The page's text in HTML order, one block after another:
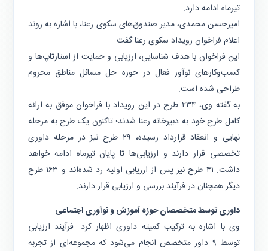
تیرماه ادامه دارد.
امیرحسن محمدی، مدیر صندوق‌های سکوی رعنا، با اشاره به روند
اعلام فراخوان رویداد سکوی رعنا گفت:
این فراخوان با هدف شناسایی، ارزیابی و حمایت از استارتاپ‌ها و
کسب‌وکارهای نوآور فعال در حوزه حل مسائل مناطق محروم
طراحی شده است.
به گفته وی، ۲۳۴ طرح در این رویداد با فراخوان موفق به ارائه
کامل طرح خود به دبیرخانه رعنا شدند؛ تاکنون یک طرح به مرحله
نهایی و انعقاد قرارداد رسیده، ۲۹ طرح نیز در مرحله داوری
تخصصی قرار دارند و ارزیابی‌ها تا پایان تیرماه ادامه خواهد
داشت. ۴۱ طرح نیز پس از ارزیابی اولیه رد شده‌اند و ۱۶۳ طرح
دیگر همچنان در فرآیند بررسی و ارزیابی قرار دارند.
داوری توسط متخصصان حوزه آموزش و نوآوری اجتماعی
وی با اشاره به ترکیب کمیته داوری اظهار کرد: فرآیند ارزیابی
توسط ۹ داور متخصص انجام می‌شود که مجموعه‌ای از تجربه